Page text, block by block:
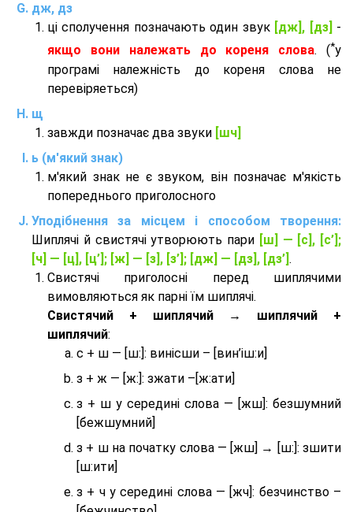
дж, дз
ці сполучення позначають один звук [дж], [дз] -
якщо вони належать до кореня слова. (*у
програмі належність до кореня слова не
перевіряеться)
щ
завжди позначає два звуки [шч]
ь (м'який знак)
м'який знак не є звуком, він позначає м'якість
попереднього приголосного
Уподібнення за місцем і способом творення:
Шиплячі й свистячі утворюють пари [ш] — [c], [с’];
[ч] — [ц], [ц’]; [ж] — [з], [з’]; [дж] — [дз], [дз’] .
Свистячі приголосні перед шиплячими
вимовляються як парні їм шиплячі.
Cвистячий + шиплячий → шиплячий +
шиплячий:
с + ш — [ш:]: винісши – [вин’іш:и]
з + ж — [ж:]: зжати –[ж:ати]
з + ш у середині слова — [жш]: безшумний
[бежшумний]
з + ш на початку слова — [жш] → [ш:]: зшити
[ш:ити]
з + ч у середині слова — [жч]: безчинство –